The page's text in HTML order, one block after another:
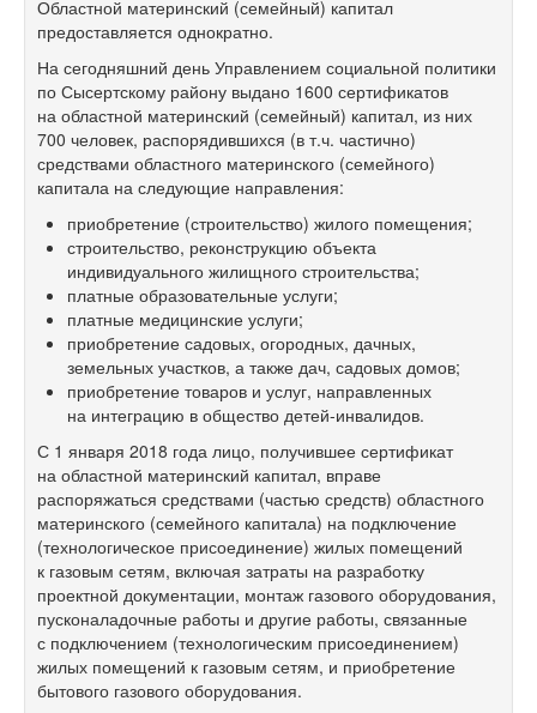
Областной материнский (семейный) капитал
предоставляется однократно.
На сегодняшний день Управлением социальной политики
по Сысертскому району выдано 1600 сертификатов
на областной материнский (семейный) капитал, из них
700 человек, распорядившихся (в т.ч. частично)
средствами областного материнского (семейного)
капитала на следующие направления:
приобретение (строительство) жилого помещения;
строительство, реконструкцию объекта
индивидуального жилищного строительства;
платные образовательные услуги;
платные медицинские услуги;
приобретение садовых, огородных, дачных,
земельных участков, а также дач, садовых домов;
приобретение товаров и услуг, направленных
на интеграцию в общество детей-инвалидов.
С 1 января 2018 года лицо, получившее сертификат
на областной материнский капитал, вправе
распоряжаться средствами (частью средств) областного
материнского (семейного капитала) на подключение
(технологическое присоединение) жилых помещений
к газовым сетям, включая затраты на разработку
проектной документации, монтаж газового оборудования,
пусконаладочные работы и другие работы, связанные
с подключением (технологическим присоединением)
жилых помещений к газовым сетям, и приобретение
бытового газового оборудования.